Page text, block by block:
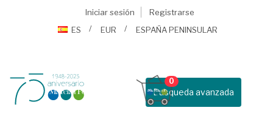
Iniciar sesión
Registrarse
ES
EUR ESPAÑA PENINSULAR
Busqueda avanzada
0